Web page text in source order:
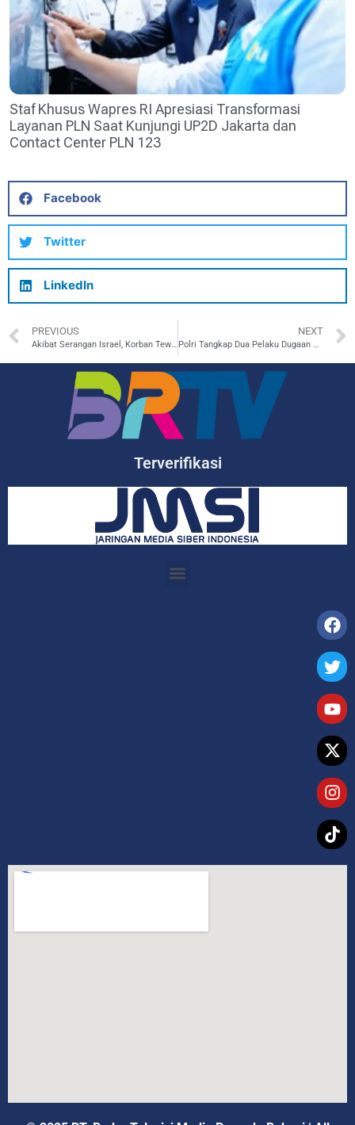
Staf Khusus Wapres RI Apresiasi Transformasi
Layanan PLN Saat Kunjungi UP2D Jakarta dan
Contact Center PLN 123
Facebook
Twitter
LinkedIn
PREVIOUS NEXT
Terverifikasi